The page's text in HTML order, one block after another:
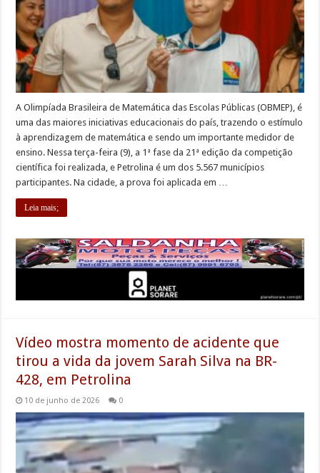
A Olimpíada Brasileira de Matemática das Escolas Públicas (OBMEP), é
uma das maiores iniciativas educacionais do país, trazendo o estímulo
à aprendizagem de matemática e sendo um importante medidor de
ensino. Nessa terça-feira (9), a 1ª fase da 21ª edição da competição
científica foi realizada, e Petrolina é um dos 5.567 municípios
participantes. Na cidade, a prova foi aplicada em …
Leia mais;
Vídeo mostra momento de acidente que
tirou a vida da jovem Sarah Silva na BR-
428, em Petrolina
10 de junho de 2026 0